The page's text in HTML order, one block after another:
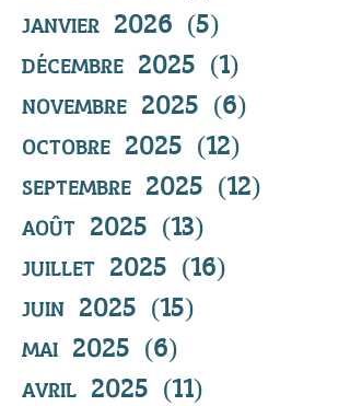
janvier 2026 (5)
décembre 2025 (1)
novembre 2025 (6)
octobre 2025 (12)
septembre 2025 (12)
août 2025 (13)
juillet 2025 (16)
juin 2025 (15)
mai 2025 (6)
avril 2025 (11)